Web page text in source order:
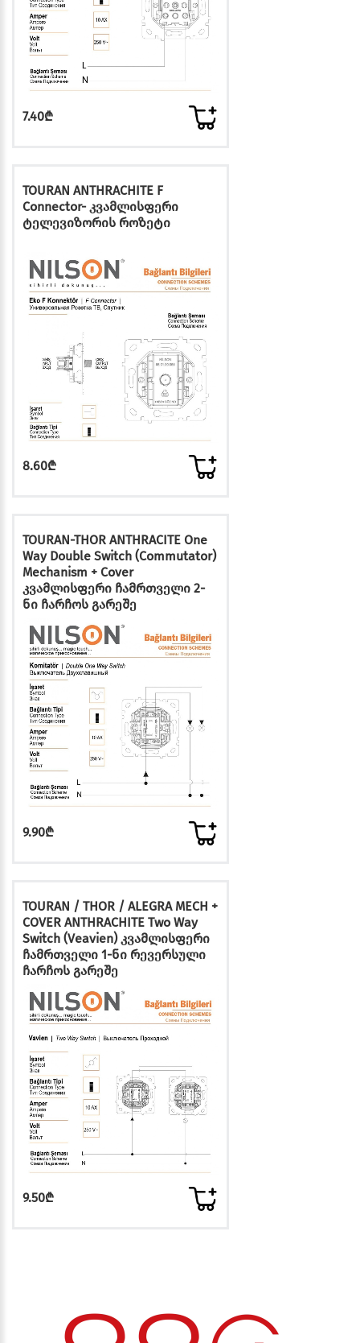
7.40₾
TOURAN ANTHRACHITE F
Connector- კვამლისფერი
ტელევიზორის როზეტი
8.60₾
TOURAN-THOR ANTHRACITE One
Way Double Switch (Commutator)
Mechanism + Cover
კვამლისფერი ჩამრთველი 2-
ნი ჩარჩოს გარეშე
9.90₾
TOURAN / THOR / ALEGRA MECH +
COVER ANTHRACHITE Two Way
Switch (Veavien) კვამლისფერი
ჩამრთველი 1-ნი რევერსული
ჩარჩოს გარეშე
9.50₾